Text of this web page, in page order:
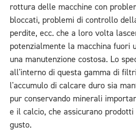
rottura delle macchine con
bloccati, problemi di controllo
perdite, ecc. che a loro volta
potenzialmente la macchina fuori
una manutenzione costosa. Lo
all'interno di questa gamma di
l'accumulo di calcare duro sia
pur conservando minerali
e il calcio, che assicurano
gusto.